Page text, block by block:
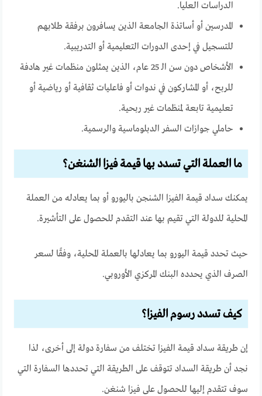
الدراسات العليا.
المدرسين أو أساتذة الجامعة الذين يسافرون برفقة طلابهم
للتسجيل في إحدى الدورات التعليمية أو التدريبية.
الأشخاص دون سن الـ 25 عام، الذين يمثلون منظمات غير هادفة
للربح، أو المشاركون في ندوات أو فاعليات ثقافية أو رياضية أو
تعليمية تابعة لمنظمات غير ربحية.
حاملي جوازات السفر الدبلوماسية والرسمية.
ما العملة التي تسدد بها قيمة فيزا الشنغن؟
يمكنك سداد قيمة الفيزا الشنجن باليورو أو بما يعادله من العملة
المحلية للدولة التي تقيم بها عند التقدم للحصول على التأشيرة.
حيث تحدد قيمة اليورو بما يعادلها بالعملة المحلية، وفقًا لسعر
الصرف الذي يحدده البنك المركزي الأوروبي.
كيف تسدد رسوم الفيزا؟
إن طريقة سداد قيمة الفيزا تختلف من سفارة دولة إلى أخرى، لذا
نجد أن طريقة السداد تتوقف على الطريقة التي تحددها السفارة التي
سوف تتقدم إليها للحصول على فيزا شنغن.